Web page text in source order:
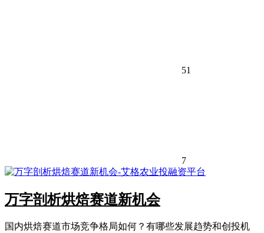
51
7
万字剖析烘焙赛道新机会
国内烘焙赛道市场竞争格局如何？有哪些发展趋势和创投机